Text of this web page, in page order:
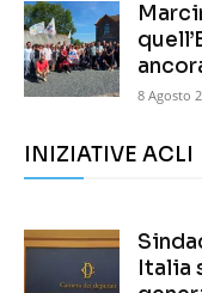
8 Agosto
INIZIATIVE ACLI
Italia